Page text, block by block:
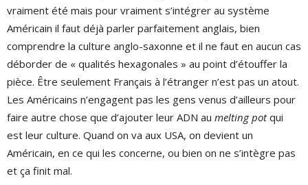
vraiment été mais pour vraiment s’intégrer au système
Américain il faut déjà parler parfaitement anglais, bien
comprendre la culture anglo-saxonne et il ne faut en aucun cas
déborder de « qualités hexagonales » au point d’étouffer la
pièce. Être seulement Français à l’étranger n’est pas un atout.
Les Américains n’engagent pas les gens venus d’ailleurs pour
faire autre chose que d’ajouter leur ADN au melting potqui
est leur culture. Quand on va aux USA, on devient un
Américain, en ce qui les concerne, ou bien on ne s’intègre pas
et ça finit mal.